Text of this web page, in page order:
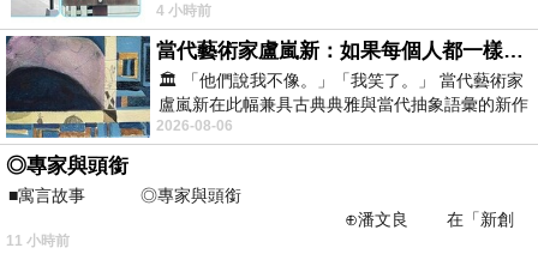
2004）乘郵輪赴倫敦6月15日於英國倫敦St.S
4 小時前
當代藝術家盧嵐新：如果每個人都一樣，這世界該有多無聊？
🏛️ 「他們說我不像。」「我笑了。」 當代藝術家
盧嵐新在此幅兼具古典典雅與當代抽象語彙的新作
中，以沈靜的藍色空間為背景，描繪了
2026-08-06
◎專家與頭銜
■寓言故事 ◎專家與頭銜
⊕潘文良 在「新創
之谷」裡——
11 小時前